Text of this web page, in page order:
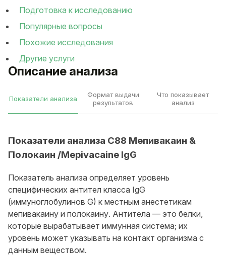
Описание анализа
Показатели анализа
Формат выдачи
результатов
Что показывает
анализ
Показатели анализа C88 Мепивакаин &
Полокаин /Mepivacaine IgG
Показатель анализа определяет уровень
специфических антител класса IgG
(иммуноглобулинов G) к местным анестетикам
мепивакаину и полокаину. Антитела — это белки,
которые вырабатывает иммунная система; их
уровень может указывать на контакт организма с
данным веществом.
Подготовка к исследованию
Популярные вопросы
Похожие исследования
Другие услуги